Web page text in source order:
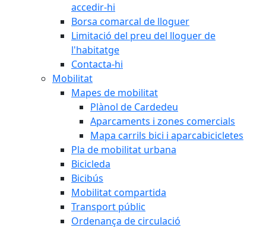
accedir-hi
Borsa comarcal de lloguer
Limitació del preu del lloguer de
l'habitatge
Contacta-hi
Mobilitat
Mapes de mobilitat
Plànol de Cardedeu
Aparcaments i zones comercials
Mapa carrils bici i aparcabicicletes
Pla de mobilitat urbana
Bicicleda
Bicibús
Mobilitat compartida
Transport públic
Ordenança de circulació